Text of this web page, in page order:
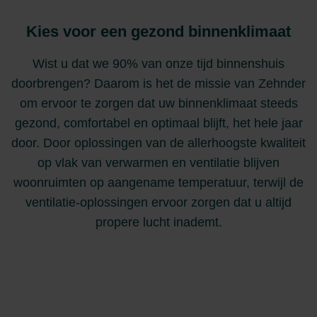
Kies voor een gezond binnenklimaat
Wist u dat we 90% van onze tijd binnenshuis
doorbrengen? Daarom is het de missie van Zehnder
om ervoor te zorgen dat uw binnenklimaat steeds
gezond, comfortabel en optimaal blijft, het hele jaar
door. Door oplossingen van de allerhoogste kwaliteit
op vlak van verwarmen en ventilatie blijven
woonruimten op aangename temperatuur, terwijl de
ventilatie-oplossingen ervoor zorgen dat u altijd
propere lucht inademt.